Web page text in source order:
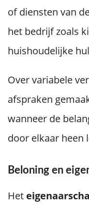
of diensten van
het bedrijf zoals
huishoudelijke
Over variabele
afspraken
wanneer de
door elkaar heen
Beloning en
Het